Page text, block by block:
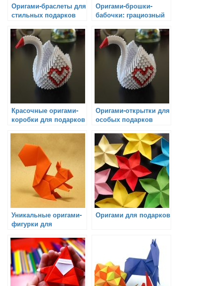
Оригами-браслеты для
стильных подарков
Оригами-брошки-
бабочки: грациозный
случаев
Красочные оригами-
коробки для подарков
Оригами-открытки для
особых подарков
Уникальные оригами-
фигурки для
Оригами для подарков